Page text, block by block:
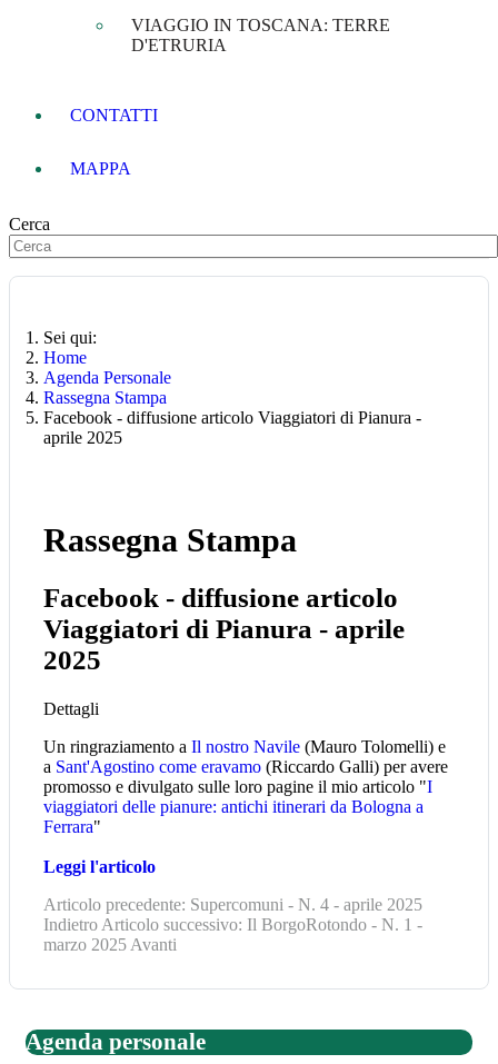
VIAGGIO IN TOSCANA: TERRE
D'ETRURIA
CONTATTI
MAPPA
Cerca
Sei qui:
Home
Agenda Personale
Rassegna Stampa
Facebook - diffusione articolo Viaggiatori di Pianura -
aprile 2025
Rassegna Stampa
Facebook - diffusione articolo
Viaggiatori di Pianura - aprile
2025
Dettagli
Un ringraziamento a Il nostro Navile (Mauro Tolomelli) e
a Sant'Agostino come eravamo (Riccardo Galli) per avere
promosso e divulgato sulle loro pagine il mio articolo "I
viaggiatori delle pianure: antichi itinerari da Bologna a
Ferrara"
Leggi l'articolo
Articolo precedente: Supercomuni - N. 4 - aprile 2025
Indietro Articolo successivo: Il BorgoRotondo - N. 1 -
marzo 2025 Avanti
Agenda personale